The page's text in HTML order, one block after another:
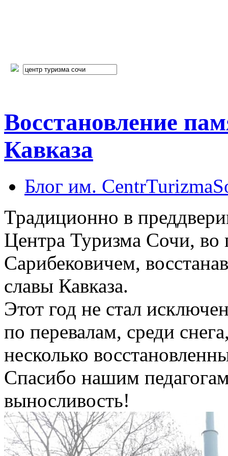
Восстановление
Кавказа
Блог им.
Традиционно в
Центра Туризма Сочи, во
Сарибековичем,
славы Кавказа.
Этот год не стал
по перевалам, среди
несколько
Спасибо нашим
выносливость!